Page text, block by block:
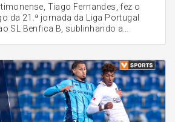
Tiago Fernandes, fez o
da 21.ª jornada da Liga Portugal
SL Benfica B, sublinhando a
o duelo desta segunda-feira no
Fernandes destacou que,
do adversário, o grupo de trabalho
em dar uma resposta
seus adeptos e melhorar o registo